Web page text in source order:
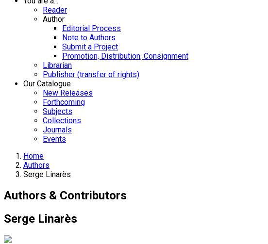
Reader
Author
Editorial Process
Note to Authors
Submit a Project
Promotion, Distribution, Consignment
Librarian
Publisher (transfer of rights)
Our Catalogue
New Releases
Forthcoming
Subjects
Collections
Journals
Events
Home
Authors
Serge Linarès
Authors & Contributors
Serge Linarès